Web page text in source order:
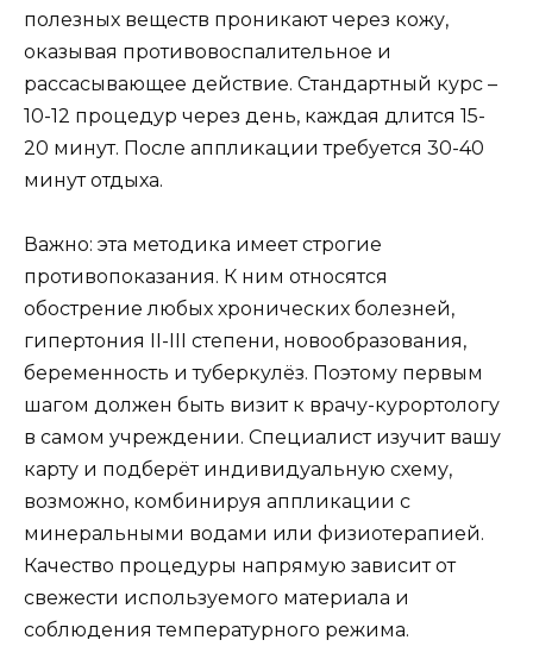
полезных веществ проникают через кожу,
оказывая противовоспалительное и
рассасывающее действие. Стандартный курс –
10-12 процедур через день, каждая длится 15-
20 минут. После аппликации требуется 30-40
минут отдыха.
Важно: эта методика имеет строгие
противопоказания. К ним относятся
обострение любых хронических болезней,
гипертония II-III степени, новообразования,
беременность и туберкулёз. Поэтому первым
шагом должен быть визит к врачу-курортологу
в самом учреждении. Специалист изучит вашу
карту и подберёт индивидуальную схему,
возможно, комбинируя аппликации с
минеральными водами или физиотерапией.
Качество процедуры напрямую зависит от
свежести используемого материала и
соблюдения температурного режима.